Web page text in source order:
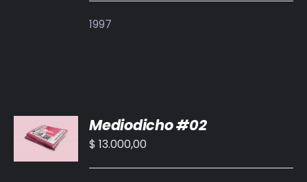
1997
AL
CARRITO
/
Mediodicho #02
$ 13.000,00